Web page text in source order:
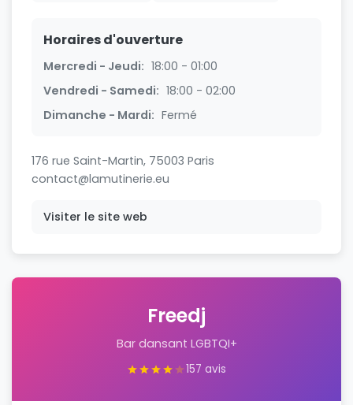
Horaires d'ouverture
Mercredi - Jeudi: 18:00 - 01:00
Vendredi - Samedi: 18:00 - 02:00
Dimanche - Mardi: Fermé
176 rue Saint-Martin, 75003 Paris
contact@lamutinerie.eu
Visiter le site web
Freedj
Bar dansant LGBTQI+
157 avis